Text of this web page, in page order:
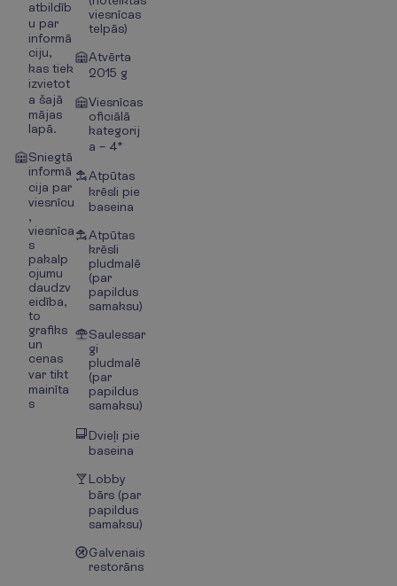
atbildīb
u par
informā
ciju,
kas tiek
izvietot
a šajā
mājas
lapā.
Sniegtā
informā
cija par
viesnīcu
,
viesnīca
s
pakalp
ojumu
daudzv
eidība,
to
grafiks
un
cenas
var tikt
mainīta
s
viesnīcas
telpās)
Atvērta
2015 g
Viesnīcas
oficiālā
kategorij
a – 4*
Atpūtas
krēsli pie
baseina
Atpūtas
krēsli
pludmalē
(par
papildus
samaksu)
Saulessar
gi
pludmalē
(par
papildus
samaksu)
Dvieļi pie
baseina
Lobby
bārs (par
papildus
samaksu)
Galvenais
restorāns